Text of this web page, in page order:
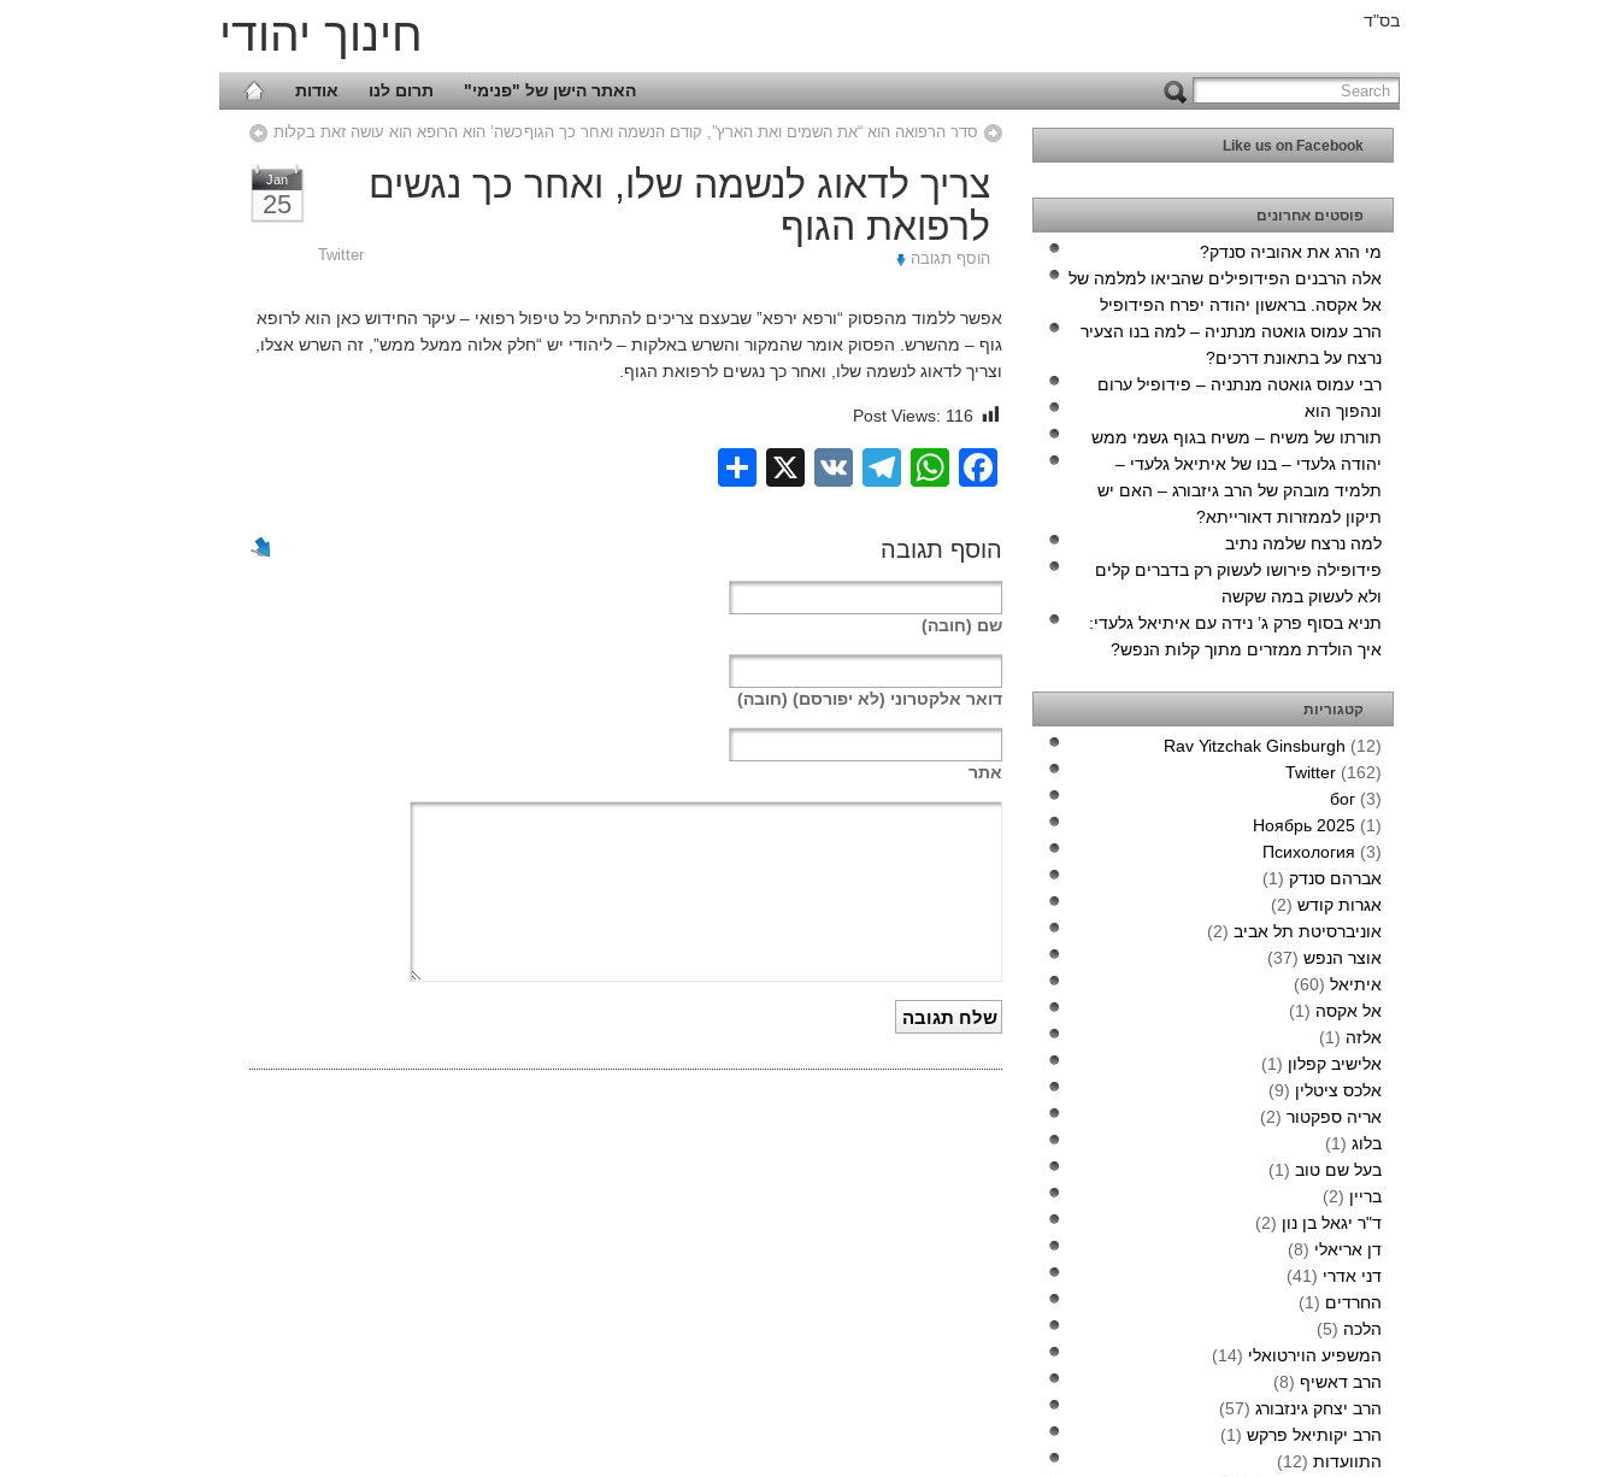
בס"ד חינוך יהודי
אודות תרום לנו האתר הישן של "פנימי"
כשה’ הוא הרופא הוא עושה זאת בקלות סדר הרפואה הוא “את השמים ואת הארץ”, קודם הנשמה ואחר כך הגוף
Jan
25
צריך לדאוג לנשמה שלו, ואחר כך נגשים
לרפואת הגוף
Twitter הוסף תגובה
אפשר ללמוד מהפסוק “ורפא ירפא” שבעצם צריכים להתחיל כל טיפול רפואי – עיקר החידוש כאן הוא לרופא
גוף – מהשרש. הפסוק אומר שהמקור והשרש באלקות – ליהודי יש “חלק אלוה ממעל ממש”, זה השרש אצלו,
וצריך לדאוג לנשמה שלו, ואחר כך נגשים לרפואת הגוף.
Post Views: 116
Facebook
WhatsApp
Telegram
VK
X
הוסף תגובה
שם (חובה)
דואר אלקטרוני (לא יפורסם) (חובה)
אתר
Like us on Facebook
פוסטים אחרונים
מי הרג את אהוביה סנדק?
אלה הרבנים הפידופילים שהביאו למלמה של
אל אקסה. בראשון יהודה יפרח הפידופיל
הרב עמוס גואטה מנתניה – למה בנו הצעיר
נרצח על בתאונת דרכים?
רבי עמוס גואטה מנתניה – פידופיל ערום
ונהפוך הוא
תורתו של משיח – משיח בגוף גשמי ממש
יהודה גלעדי – בנו של איתיאל גלעדי –
תלמיד מובהק של הרב גיזבורג – האם יש
תיקון לממזרות דאורייתא?
למה נרצח שלמה נתיב
פידופילה פירושו לעשוק רק בדברים קלים
ולא לעשוק במה שקשה
תניא בסוף פרק ג’ נידה עם איתיאל גלעדי:
איך הולדת ממזרים מתוך קלות הנפש?
קטגוריות
Rav Yitzchak Ginsburgh (12)
Twitter (162)
бог (3)
Ноябрь 2025 (1)
Психология (3)
אברהם סנדק (1)
אגרות קודש (2)
אוניברסיטת תל אביב (2)
אוצר הנפש (37)
איתיאל (60)
אל אקסה (1)
אלזה (1)
אלישיב קפלון (1)
אלכס ציטלין (9)
אריה ספקטור (2)
בלוג (1)
בעל שם טוב (1)
בריין (2)
ד"ר יגאל בן נון (2)
דן אריאלי (8)
דני אדרי (41)
החרדים (1)
הלכה (5)
המשפיע הוירטואלי (14)
הרב דאשיף (8)
הרב יצחק גינזבורג (57)
הרב יקותיאל פרקש (1)
התוועדות (12)